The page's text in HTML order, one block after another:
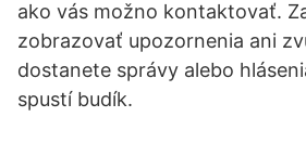
ako vás možno kontaktovať.
zobrazovať upozornenia ani
dostanete správy alebo
spustí budík.